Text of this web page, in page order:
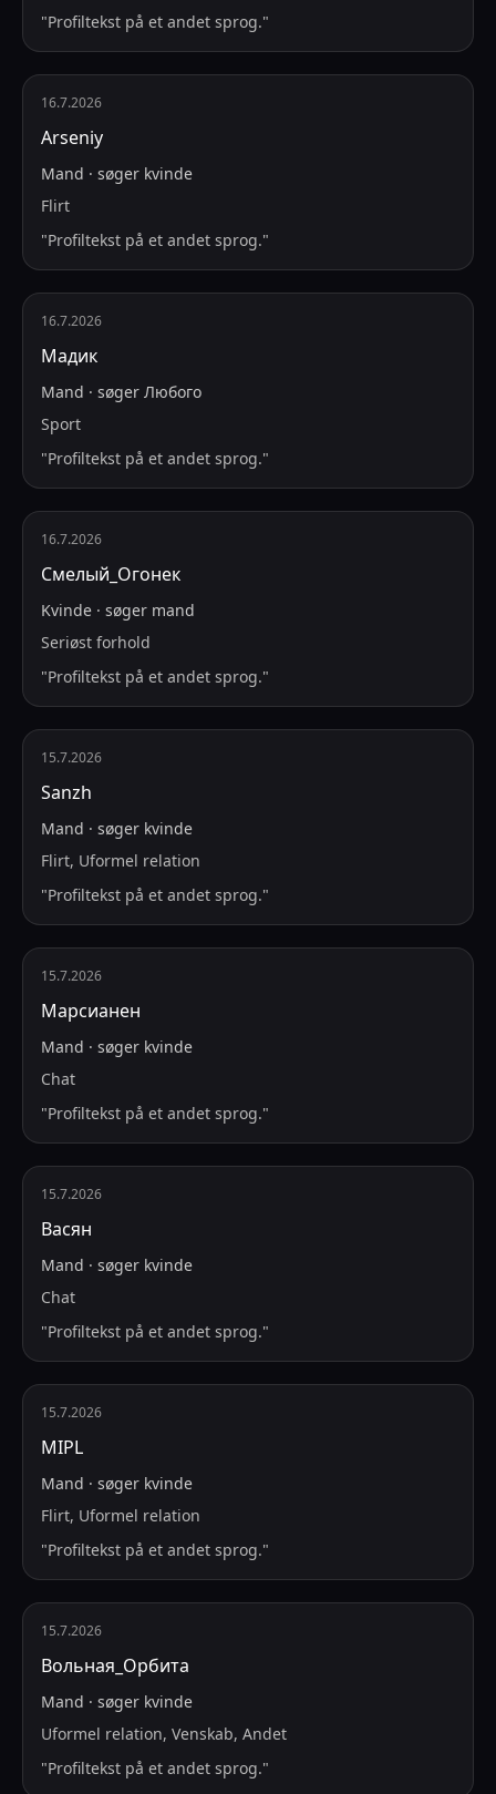
"Profiltekst på et andet sprog."
16.7.2026
Arseniy
Mand · søger kvinde
Flirt
"Profiltekst på et andet sprog."
16.7.2026
Мадик
Mand · søger Любого
Sport
"Profiltekst på et andet sprog."
16.7.2026
Смелый_Огонек
Kvinde · søger mand
Seriøst forhold
"Profiltekst på et andet sprog."
15.7.2026
Sanzh
Mand · søger kvinde
Flirt, Uformel relation
"Profiltekst på et andet sprog."
15.7.2026
Марсианен
Mand · søger kvinde
Chat
"Profiltekst på et andet sprog."
15.7.2026
Васян
Mand · søger kvinde
Chat
"Profiltekst på et andet sprog."
15.7.2026
MIPL
Mand · søger kvinde
Flirt, Uformel relation
"Profiltekst på et andet sprog."
15.7.2026
Вольная_Орбита
Mand · søger kvinde
Uformel relation, Venskab, Andet
"Profiltekst på et andet sprog."